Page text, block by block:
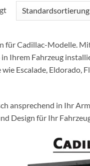
für Cadillac-Modelle.
Ihrem Fahrzeug
Escalade, Eldorado,
ansprechend in Ihr
Design für Ihr